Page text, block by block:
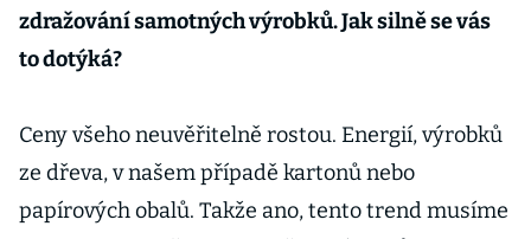
zdražování samotných výrobků. Jak silně se vás
to dotýká?
Ceny všeho neuvěřitelně rostou. Energií, výrobků
ze dřeva, v našem případě kartonů nebo
papírových obalů. Takže ano, tento trend musíme